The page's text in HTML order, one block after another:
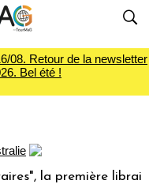
08. Retour de la newsletter
Bel été !
la première librairie